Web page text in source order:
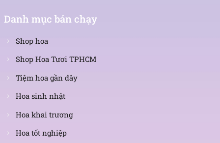
Danh mục bán chạy
Shop hoa
Shop Hoa Tươi TPHCM
Tiệm hoa gần đây
Hoa sinh nhật
Hoa khai trương
Hoa tốt nghiệp